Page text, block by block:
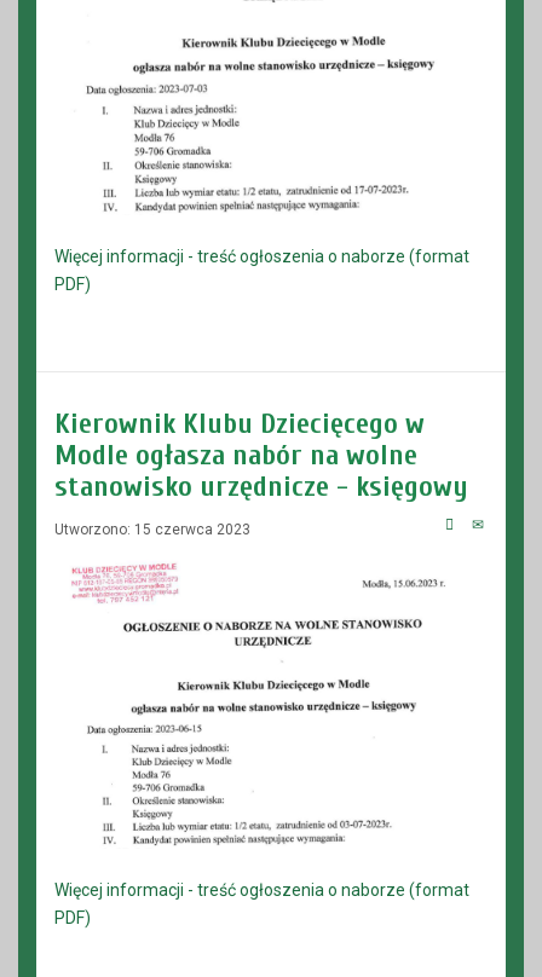
Więcej informacji - treść ogłoszenia o naborze (format
PDF)
Kierownik Klubu Dziecięcego w
Modle ogłasza nabór na wolne
stanowisko urzędnicze - księgowy
Utworzono: 15 czerwca 2023
Więcej informacji - treść ogłoszenia o naborze (format
PDF)